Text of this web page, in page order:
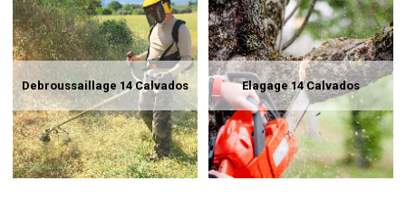
Debroussaillage 14 Calvados Elagage 14 Calvados